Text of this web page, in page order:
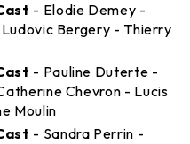
- Elodie Demey -
Bergery - Thierry
- Pauline Duterte -
Chevron - Lucis
Moulin
- Sandra Perrin -